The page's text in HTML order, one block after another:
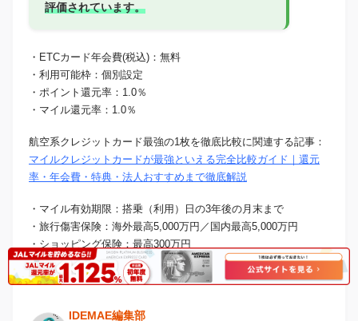
評価されています。
・ETCカード年会費(税込)：無料
・利用可能枠：個別設定
・ポイント還元率：1.0％
・マイル還元率：1.0％
航空系クレジットカード最強の1枚を徹底比較に関連する記事：
マイルクレジットカードが最強といえる完全比較ガイド｜還元
率・年会費・特典・法人おすすめまで徹底解説
・マイル有効期限：搭乗（利用）日の3年後の月末まで
・旅行傷害保険：海外最高5,000万円／国内最高5,000万円
・ショッピング保険：最高300万円
・空港ラウンジサービス：国内主要空港＋東京駅ラウンジ利用
可能
IDEMAE編集部